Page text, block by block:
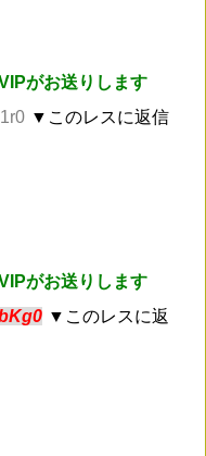
がお送りします
▼このレスに返信
がお送りします
▼このレスに返